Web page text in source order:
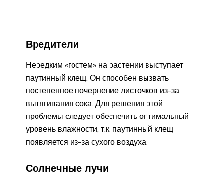
Вредители
Нередким «гостем» на растении выступает
паутинный клещ. Он способен вызвать
постепенное почернение листочков из-за
вытягивания сока. Для решения этой
проблемы следует обеспечить оптимальный
уровень влажности, т.к. паутинный клещ
появляется из-за сухого воздуха.
Солнечные лучи